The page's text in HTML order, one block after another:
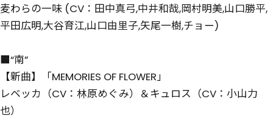
麦わらの一味 (CV：田中真弓,中井和哉,岡村明美,山口勝平,
平田広明,大谷育江,山口由里子,矢尾一樹,チョー)
■“南”
【新曲】「MEMORIES OF FLOWER」
レベッカ（CV：林原めぐみ）＆キュロス（CV：小山力
也）